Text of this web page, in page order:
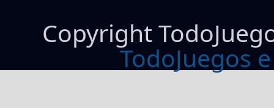
Copyright
TodoJuegos